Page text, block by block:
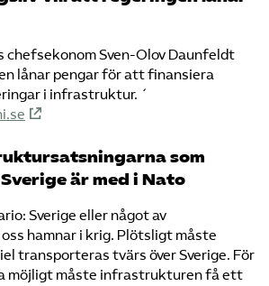
chefsekonom Sven-Olov Daunfeldt
lånar pengar för att finansiera
i infrastruktur. ´
som
är med i Nato
Sverige eller något av
hamnar i krig. Plötsligt måste
transporteras tvärs över Sverige. För
möjligt måste infrastrukturen få ett